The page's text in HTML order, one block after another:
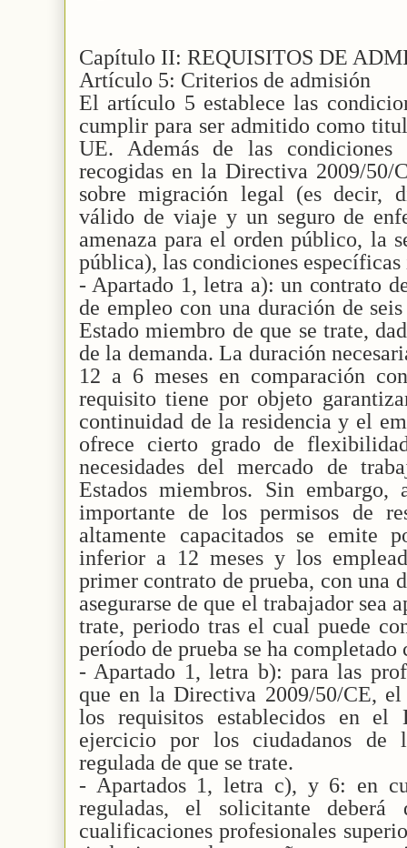
Capítulo II: REQUISITOS DE
Artículo 5: Criterios de admisión
El artículo 5 establece las
cumplir para ser admitido como
UE. Además de las condiciones
recogidas en la Directiva 2009/50/
sobre migración legal (es decir,
válido de viaje y un seguro de
amenaza para el orden público, la
pública), las condiciones
- Apartado 1, letra a): un contrato
de empleo con una duración de
Estado miembro de que se trate,
de la demanda. La duración
12 a 6 meses en comparación
requisito tiene por objeto
continuidad de la residencia y el
ofrece cierto grado de
necesidades del mercado de
Estados miembros. Sin embargo,
importante de los permisos de
altamente capacitados se emite
inferior a 12 meses y los
primer contrato de prueba, con una
asegurarse de que el trabajador sea
trate, periodo tras el cual puede
período de prueba se ha completado
- Apartado 1, letra b): para las
que en la Directiva 2009/50/CE,
los requisitos establecidos en el
ejercicio por los ciudadanos
regulada de que se trate.
- Apartados 1, letra c), y 6: en
reguladas, el solicitante deberá
cualificaciones profesionales